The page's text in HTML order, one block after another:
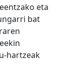
eta
bat
hartzeak